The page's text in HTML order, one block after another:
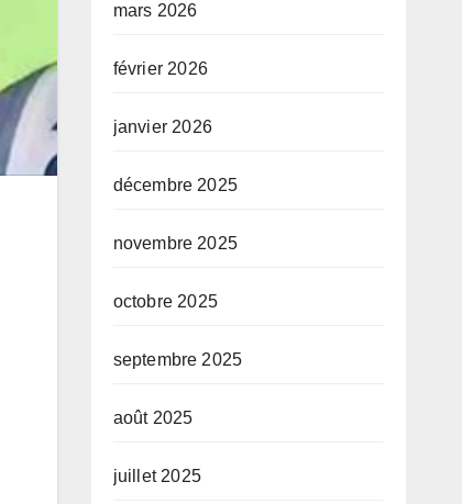
mars 2026
février 2026
janvier 2026
décembre 2025
novembre 2025
octobre 2025
septembre 2025
août 2025
juillet 2025